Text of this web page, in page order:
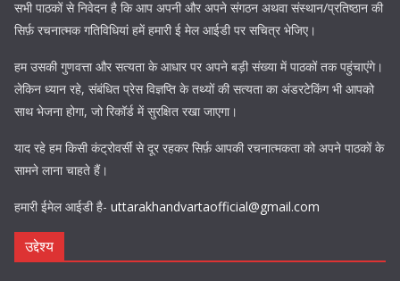
सभी पाठकों से निवेदन है कि आप अपनी और अपने संगठन अथवा संस्थान/प्रतिष्ठान की
सिर्फ़ रचनात्मक गतिविधियां हमें हमारी ई मेल आईडी पर सचित्र भेजिए।
हम उसकी गुणवत्ता और सत्यता के आधार पर अपने बड़ी संख्या में पाठकों तक पहुंचाएंगे।
लेकिन ध्यान रहे, संबंधित प्रेस विज्ञप्ति के तथ्यों की सत्यता का अंडरटेकिंग भी आपको
साथ भेजना होगा, जो रिकॉर्ड में सुरक्षित रखा जाएगा।
याद रहे हम किसी कंट्रोवर्सी से दूर रहकर सिर्फ़ आपकी रचनात्मकता को अपने पाठकों के
सामने लाना चाहते हैं।
हमारी ईमेल आईडी है- uttarakhandvartaofficial@gmail.com
उद्देश्य